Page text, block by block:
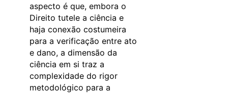
aspecto é que, embora o
Direito tutele a ciência e
haja conexão costumeira
para a verificação entre ato
e dano, a dimensão da
ciência em si traz a
complexidade do rigor
metodológico para a